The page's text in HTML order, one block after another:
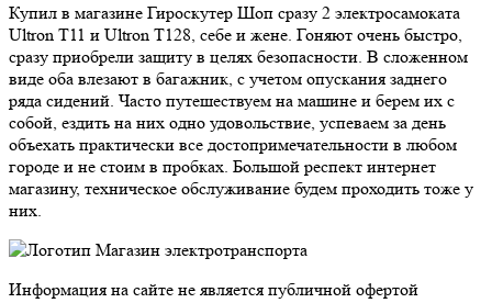
Купил в магазине Гироскутер Шоп сразу 2 электросамоката
Ultron T11 и Ultron T128, себе и жене. Гоняют очень быстро,
сразу приобрели защиту в целях безопасности. В сложенном
виде оба влезают в багажник, с учетом опускания заднего
ряда сидений. Часто путешествуем на машине и берем их с
собой, ездить на них одно удовольствие, успеваем за день
объехать практически все достопримечательности в любом
городе и не стоим в пробках. Большой респект интернет
магазину, техническое обслуживание будем проходить тоже у
них.
Магазин электротранспорта
Информация на сайте не является публичной офертой